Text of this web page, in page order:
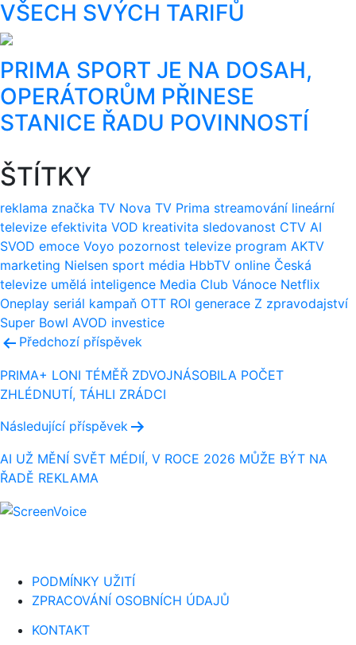
VŠECH SVÝCH TARIFŮ
PRIMA SPORT JE NA DOSAH,
OPERÁTORŮM PŘINESE
STANICE ŘADU POVINNOSTÍ
ŠTÍTKY
reklama značka TV Nova TV Prima streamování lineární
televize efektivita VOD kreativita sledovanost CTV AI
SVOD emoce Voyo pozornost televize program AKTV
marketing Nielsen sport média HbbTV online Česká
televize umělá inteligence Media Club Vánoce Netflix
Oneplay seriál kampaň OTT ROI generace Z zpravodajství
Super Bowl AVOD investice
Navigace
pro
příspěvek
Předchozí příspěvek
PRIMA+ LONI TÉMĚŘ ZDVOJNÁSOBILA POČET
ZHLÉDNUTÍ, TÁHLI ZRÁDCI
Následující příspěvek
AI UŽ MĚNÍ SVĚT MÉDIÍ, V ROCE 2026 MŮŽE BÝT NA
ŘADĚ REKLAMA
PODMÍNKY UŽITÍ
ZPRACOVÁNÍ OSOBNÍCH ÚDAJŮ
KONTAKT